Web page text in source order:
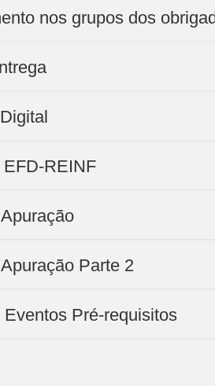
nos grupos dos
REINF
Parte 2
Pré-requisitos